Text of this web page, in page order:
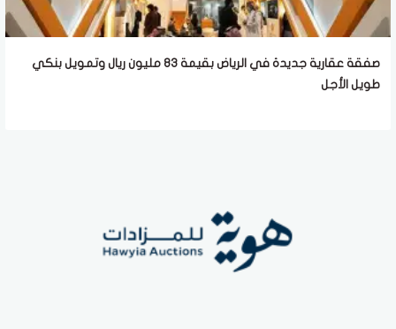
صفقة عقارية جديدة في الرياض بقيمة 83 مليون ريال وتمويل بنكي
طويل الأجل